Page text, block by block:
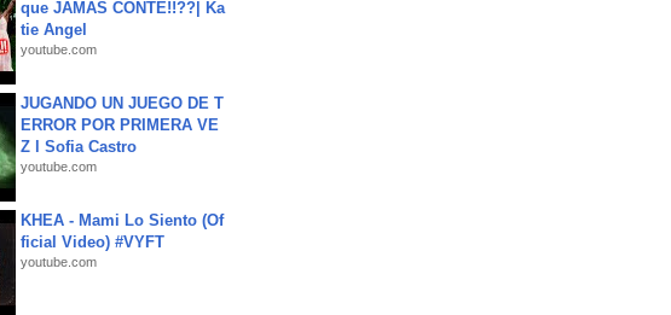
que JAMÁS CONTÉ!!??| Ka
tie Angel
youtube.com
JUGANDO UN JUEGO DE T
ERROR POR PRIMERA VE
Z l Sofia Castro
youtube.com
KHEA - Mami Lo Siento (Of
ficial Video) #VYFT
youtube.com